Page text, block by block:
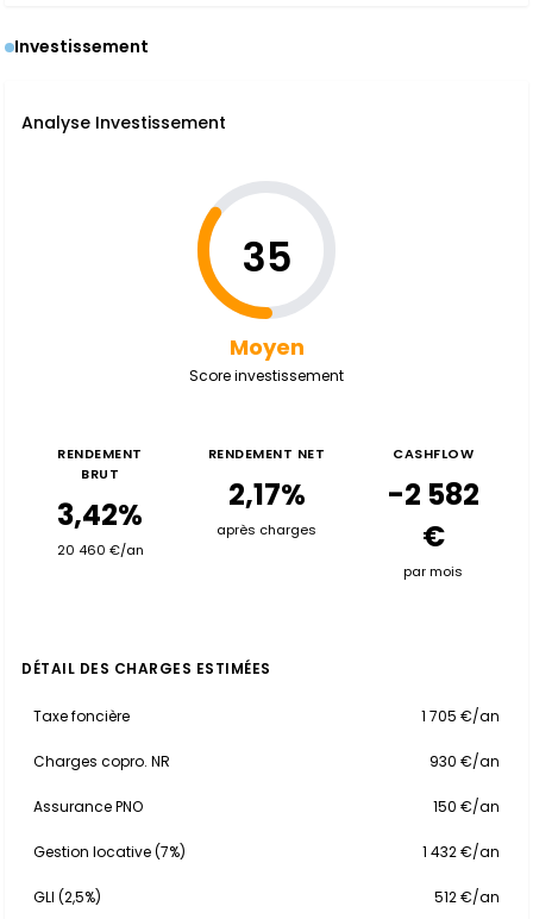
Investissement
Analyse Investissement
35
Moyen
Score investissement
RENDEMENT
BRUT
3,42%
20 460 €/an
RENDEMENT NET
2,17%
après charges
CASHFLOW
-2 582
€
par mois
DÉTAIL DES CHARGES ESTIMÉES
Taxe foncière 1 705 €/an
Charges copro. NR 930 €/an
Assurance PNO 150 €/an
Gestion locative (7%) 1 432 €/an
GLI (2,5%) 512 €/an